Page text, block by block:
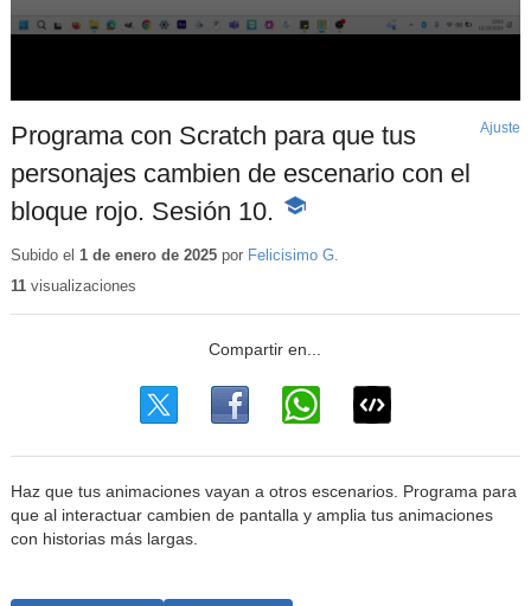
Programa con Scratch para que tus
personajes cambien de escenario con el
bloque rojo. Sesión 10.
-
educativo
Ajuste
Subido el 1 de enero de 2025por Felicisimo G.
11visualizaciones
Haz que tus animaciones vayan a otros escenarios. Programa para
que al interactuar cambien de pantalla y amplia tus animaciones
con historias más largas.